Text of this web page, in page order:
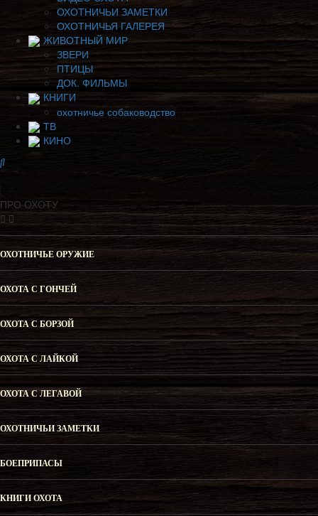
ОХОТНИЧЬИ ЗАМЕТКИ
ОХОТНИЧЬЯ ГАЛЕРЕЯ
ЖИВОТНЫЙ МИР
ЗВЕРИ
ПТИЦЫ
ДОК. ФИЛЬМЫ
КНИГИ
охотничье собаководство
ТВ
КИНО
ПРО ОХОТУ
ОХОТНИЧЬЕ ОРУЖИЕ
ОХОТА С ГОНЧЕЙ
ОХОТА С БОРЗОЙ
ОХОТА С ЛАЙКОЙ
ОХОТА С ЛЕГАВОЙ
ОХОТНИЧЬИ ЗАМЕТКИ
БОЕПРИПАСЫ
КНИГИ ОХОТА